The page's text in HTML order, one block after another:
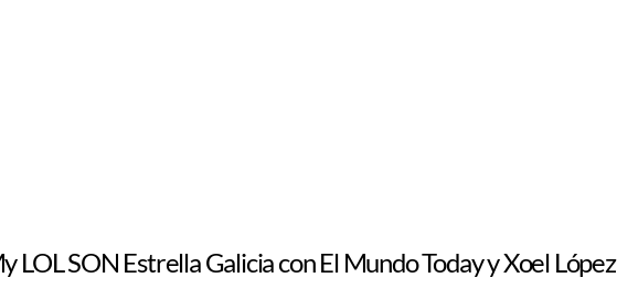
LOL SON Estrella Galicia con El Mundo Today y Xoel López